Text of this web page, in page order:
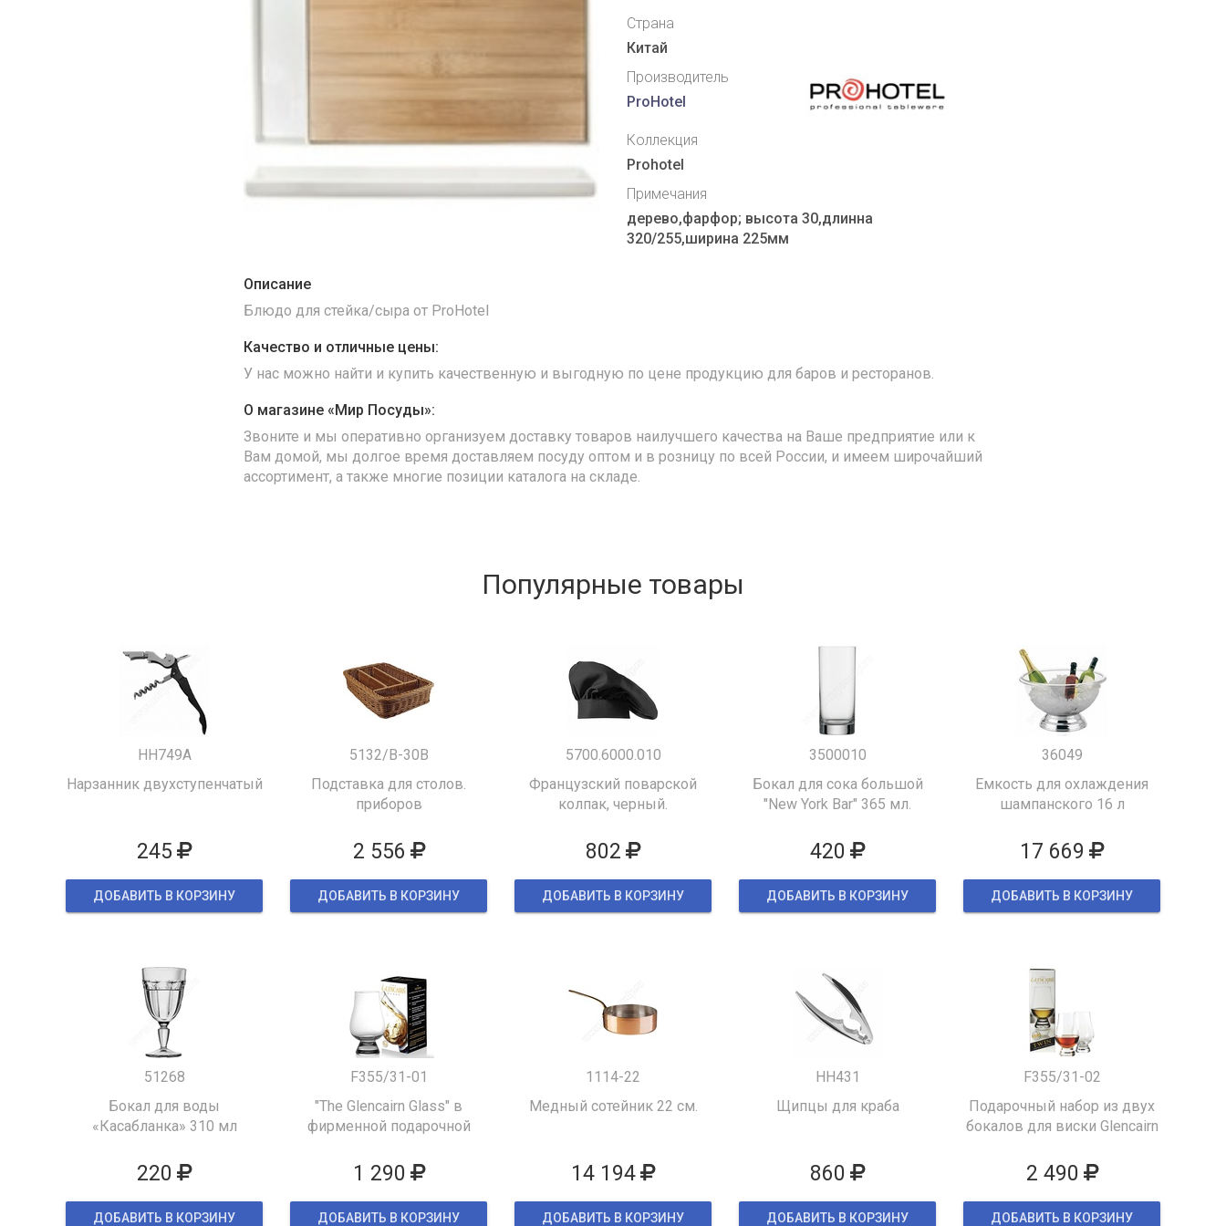
Страна
Китай
Производитель
ProHotel
Коллекция
Prohotel
Примечания
дерево,фарфор; высота 30,длинна
320/255,ширина 225мм
Описание
Блюдо для стейка/сыра от ProHotel
Качество и отличные цены:
У нас можно найти и купить качественную и выгодную по цене продукцию для баров и ресторанов.
О магазине «Мир Посуды»:
Звоните и мы оперативно организуем доставку товаров наилучшего качества на Ваше предприятие или к
Вам домой, мы долгое время доставляем посуду оптом и в розницу по всей России, и имеем широчайший
ассортимент, а также многие позиции каталога на складе.
Популярные товары
HH749A
Нарзанник двухступенчатый
245
ДОБАВИТЬ В КОРЗИНУ
5132/B-30B
Подставка для столов.
приборов
2 556
ДОБАВИТЬ В КОРЗИНУ
5700.6000.010
Французский поварской
колпак, черный.
802
ДОБАВИТЬ В КОРЗИНУ
3500010
Бокал для сока большой
"New York Bar" 365 мл.
420
ДОБАВИТЬ В КОРЗИНУ
36049
Емкость для охлаждения
шампанского 16 л
17 669
ДОБАВИТЬ В КОРЗИНУ
51268
Бокал для воды
«Касабланка» 310 мл
220
ДОБАВИТЬ В КОРЗИНУ
F355/31-01
"The Glencairn Glass" в
фирменной подарочной
1 290
ДОБАВИТЬ В КОРЗИНУ
1114-22
Медный сотейник 22 см.
14 194
ДОБАВИТЬ В КОРЗИНУ
HH431
Щипцы для краба
860
ДОБАВИТЬ В КОРЗИНУ
F355/31-02
Подарочный набор из двух
бокалов для виски Glencairn
2 490
ДОБАВИТЬ В КОРЗИНУ